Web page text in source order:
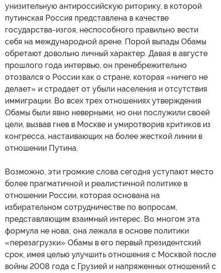
унизительную антироссийскую риторику, в которой
путинская Россия представлена в качестве
государства-изгоя, неспособного правильно вести
себя на международной арене. Порой выпады Обамы
обретают довольно личный характер. Давая в августе
прошлого года интервью, он пренебрежительно
отозвался о России как о стране, которая «ничего не
делает» и страдает от убыли населения и отсутствия
иммиграции. Во всех трех отношениях утверждения
Обамы были явно неверными, но они послужили своей
цели, вызвав гнев в Москве и умиротворив критиков из
конгресса, настаивающих на более жесткой линии в
отношении Путина.
Возможно, эти громкие слова сегодня уступают место
более прагматичной и реалистичной политике в
отношении России, которая основана на
избирательном сотрудничестве по вопросам,
представляющим взаимный интерес. Во многом эта
формула не нова; она лежала в основе политики
«перезагрузки» Обамы в его первый президентский
срок, имея целью улучшить отношения с Москвой после
войны 2008 года с Грузией и напряженных отношений с